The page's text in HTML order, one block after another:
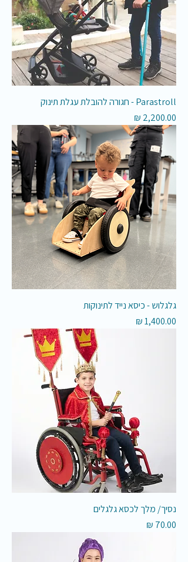
Parastroll - חגורה להובלת עגלת תינוק
מחיר
גלגלוש - כיסא נייד לתינוקות
מחיר
נסיך/ מלך לכסא גלגלים
מחיר